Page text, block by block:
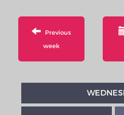
Previous
week